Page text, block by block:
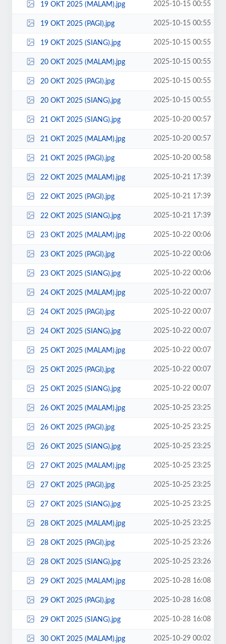
19 OKT 2025 (MALAM).jpg 2025-10-15 00:55
19 OKT 2025 (PAGI).jpg 2025-10-15 00:55
19 OKT 2025 (SIANG).jpg 2025-10-15 00:55
20 OKT 2025 (MALAM).jpg 2025-10-15 00:55
20 OKT 2025 (PAGI).jpg 2025-10-15 00:55
20 OKT 2025 (SIANG).jpg 2025-10-15 00:55
21 OKT 2025 (SIANG).jpg 2025-10-20 00:57
21 OKT 2025 (MALAM).jpg 2025-10-20 00:57
21 OKT 2025 (PAGI).jpg 2025-10-20 00:58
22 OKT 2025 (MALAM).jpg 2025-10-21 17:39
22 OKT 2025 (PAGI).jpg 2025-10-21 17:39
22 OKT 2025 (SIANG).jpg 2025-10-21 17:39
23 OKT 2025 (MALAM).jpg 2025-10-22 00:06
23 OKT 2025 (PAGI).jpg 2025-10-22 00:06
23 OKT 2025 (SIANG).jpg 2025-10-22 00:06
24 OKT 2025 (MALAM).jpg 2025-10-22 00:07
24 OKT 2025 (PAGI).jpg 2025-10-22 00:07
24 OKT 2025 (SIANG).jpg 2025-10-22 00:07
25 OKT 2025 (MALAM).jpg 2025-10-22 00:07
25 OKT 2025 (PAGI).jpg 2025-10-22 00:07
25 OKT 2025 (SIANG).jpg 2025-10-22 00:07
26 OKT 2025 (MALAM).jpg 2025-10-25 23:25
26 OKT 2025 (PAGI).jpg 2025-10-25 23:25
26 OKT 2025 (SIANG).jpg 2025-10-25 23:25
27 OKT 2025 (MALAM).jpg 2025-10-25 23:25
27 OKT 2025 (PAGI).jpg 2025-10-25 23:25
27 OKT 2025 (SIANG).jpg 2025-10-25 23:25
28 OKT 2025 (MALAM).jpg 2025-10-25 23:25
28 OKT 2025 (PAGI).jpg 2025-10-25 23:26
28 OKT 2025 (SIANG).jpg 2025-10-25 23:26
29 OKT 2025 (MALAM).jpg 2025-10-28 16:08
29 OKT 2025 (PAGI).jpg 2025-10-28 16:08
29 OKT 2025 (SIANG).jpg 2025-10-28 16:08
30 OKT 2025 (MALAM).jpg 2025-10-29 00:02